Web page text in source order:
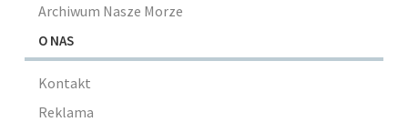
Archiwum Nasze Morze
O NAS
Kontakt
Reklama